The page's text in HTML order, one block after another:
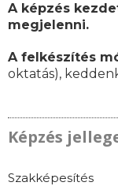
A képzés
megjelenni.
A felkészítés
oktatás),
Képzés
Szakképesítés